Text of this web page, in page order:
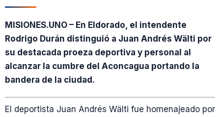
MISIONES.UNO – En Eldorado, el intendente
Rodrigo Durán distinguió a Juan Andrés Wälti por
su destacada proeza deportiva y personal al
alcanzar la cumbre del Aconcagua portando la
bandera de la ciudad.
El deportista Juan Andrés Wälti fue homenajeado por